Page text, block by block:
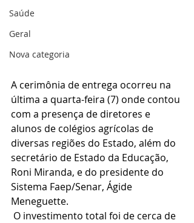
Saúde
Geral
Nova categoria
A cerimônia de entrega ocorreu na
última a quarta-feira (7) onde contou
com a presença de diretores e
alunos de colégios agrícolas de
diversas regiões do Estado, além do
secretário de Estado da Educação,
Roni Miranda, e do presidente do
Sistema Faep/Senar, Ágide
Meneguette.